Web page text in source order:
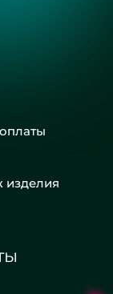
изделия